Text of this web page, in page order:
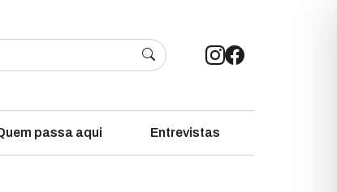
passa aqui Entrevistas